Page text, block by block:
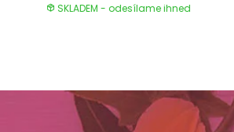
SKLADEM - odesílame ihned